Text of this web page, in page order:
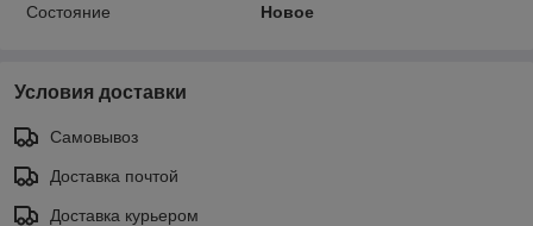
Состояние
Новое
Условия доставки
Самовывоз
Доставка почтой
Доставка курьером